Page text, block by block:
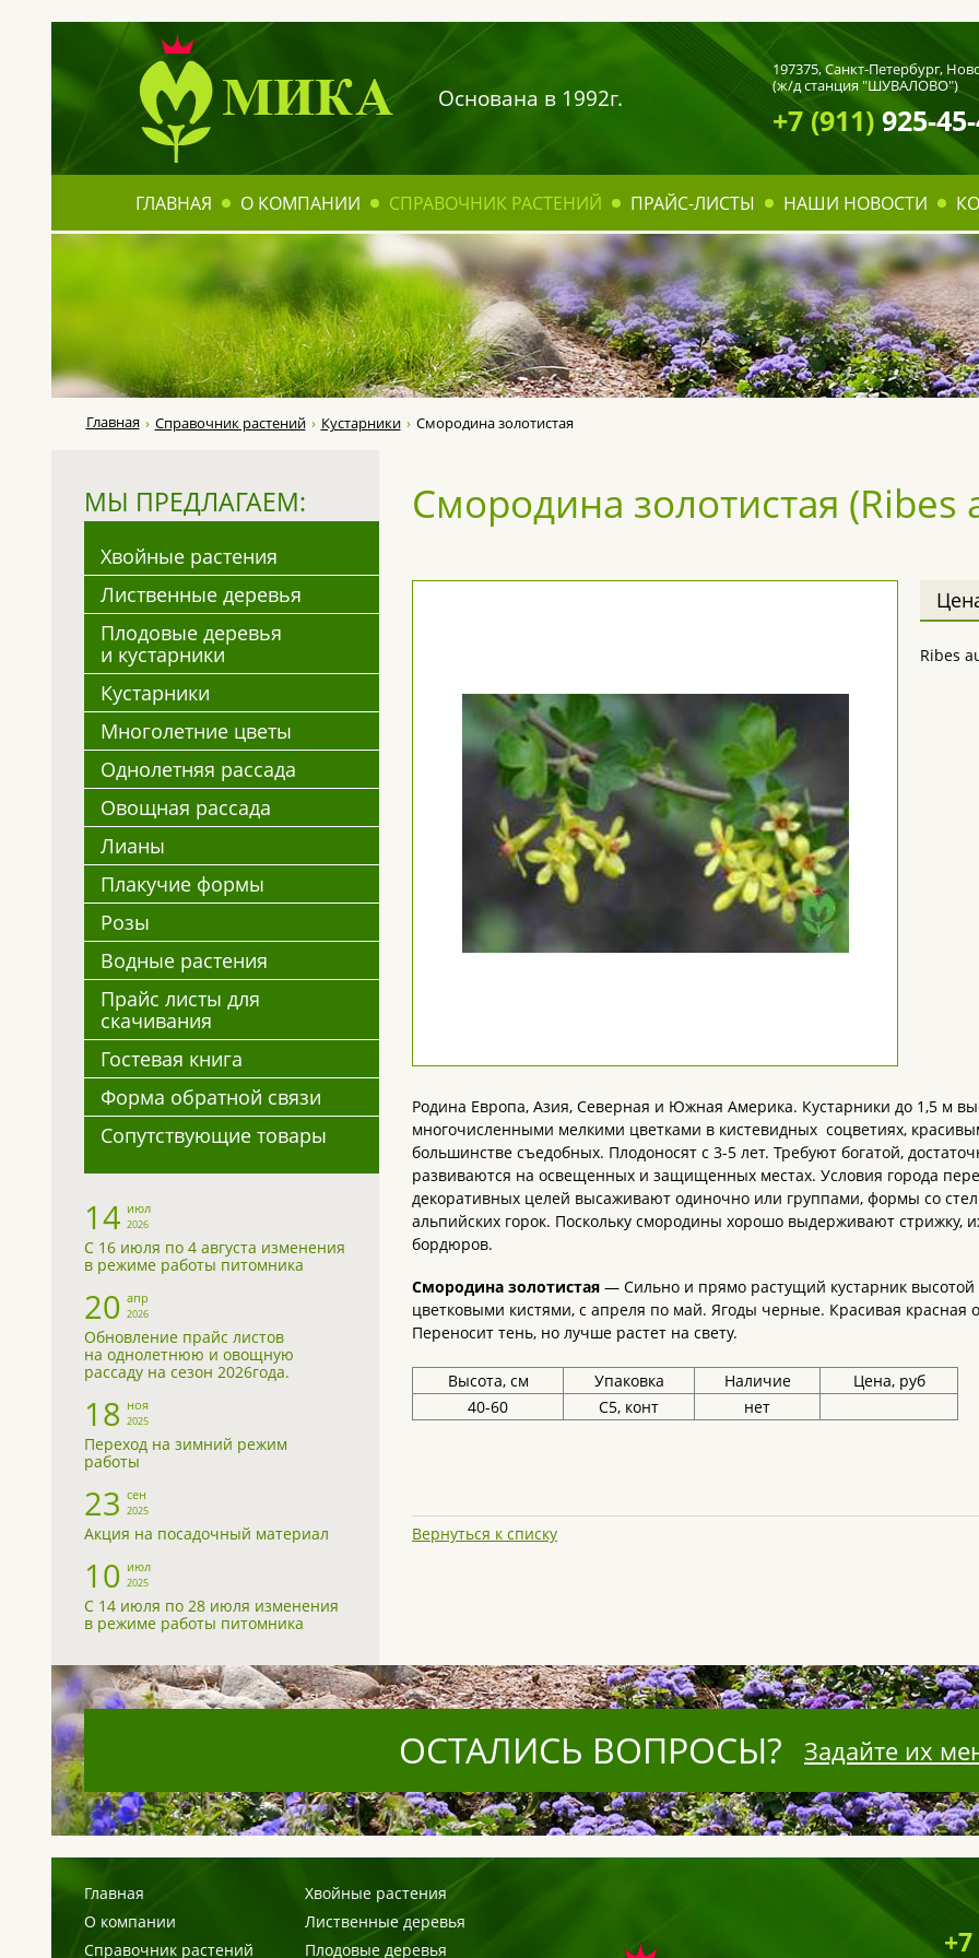
Основана в 1992г.
197375,Санкт-Петербург,
(ж/д станция "ШУВАЛОВО")
+7 (911)925-
ГЛАВНАЯ О КОМПАНИИ СПРАВОЧНИК РАСТЕНИЙ ПРАЙС-ЛИСТЫ НАШИ НОВОСТИ
Главная Справочник растений Кустарники Смородина золотистая
МЫ ПРЕДЛАГАЕМ:
Хвойные растения
Лиственные деревья
Плодовые деревья
и кустарники
Кустарники
Многолетние цветы
Однолетняя рассада
Овощная рассада
Лианы
Плакучие формы
Розы
Водные растения
Прайс листы для
скачивания
Гостевая книга
Форма обратной связи
Сопутствующие товары
14 июл
2026
С 16 июля по 4 августа изменения
в режиме работы питомника
20 апр
2026
Обновление прайс листов
на однолетнюю и овощную
рассаду на сезон 2026года.
18 ноя
2025
Переход на зимний режим
работы
23 сен
2025
Акция на посадочный материал
10 июл
2025
С 14 июля по 28 июля изменения
в режиме работы питомника
Смородина золотистая (Ribes
Ribes
Родина Европа, Азия, Северная и Южная Америка. Кустарники до 1,5 м
многочисленными мелкими цветками в кистевидных соцветиях,
большинстве съедобных. Плодоносят с 3-5 лет. Требуют богатой,
развиваются на освещенных и защищенных местах. Условия города
декоративных целей высаживают одиночно или группами, формы со
альпийских горок. Поскольку смородины хорошо выдерживают стрижку,
бордюров.
Смородина золотистая — Сильно и прямо растущий кустарник
цветковыми кистями, с апреля по май. Ягоды черные. Красивая красная
Переносит тень, но лучше растет на свету.
Высота, см Упаковка Наличие
Цена, руб
40-60
С5, конт нет
Вернуться к списку
ОСТАЛИСЬ ВОПРОСЫ? Задайте их
Главная
О компании
Справочник растений
Хвойные растения
Лиственные деревья
Плодовые деревья